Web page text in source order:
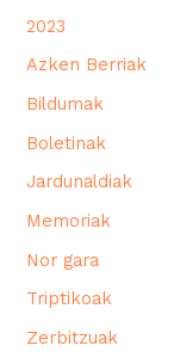
2023
Azken Berriak
Bildumak
Boletinak
Jardunaldiak
Memoriak
Nor gara
Triptikoak
Zerbitzuak